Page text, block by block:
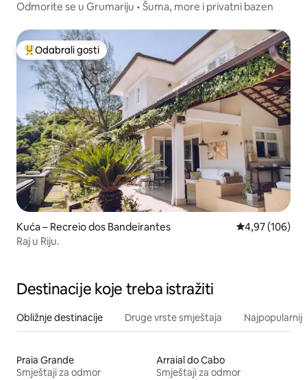
Odmorite se u Grumariju • Šuma, more i privatni bazen
Među najviše rangiranima s oznakom „Odabrali gosti”
Odabrali gosti
Kuća – Recreio dos Bandeirantes Prosječna
4,97 (106)
Raj u Riju.
Destinacije koje treba istražiti
Obližnje destinacije Druge vrste smještaja
Praia Grande
Smještaji za odmor
Arraial do Cabo
Smještaji za odmor